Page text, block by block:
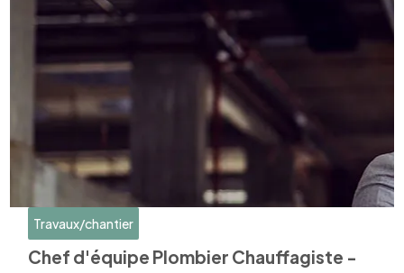
Travaux/chantier
Chef d'équipe Plombier Chauffagiste -